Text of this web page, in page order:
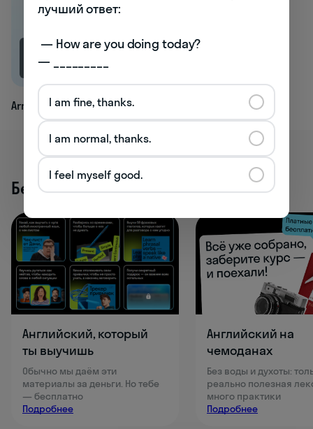
1K
Arm
Бесплатные активности
Английский, который
ты выучишь
Обычно мы даём эти
материалы за деньги. Но тебе
— бесплатно
Подробнее
Английский на
чемоданах
Без воды и духоты:
реально полезная
много практики
Подробнее
лучший ответ:
— _________
I am fine, thanks.
I am normal, thanks.
I feel myself good.